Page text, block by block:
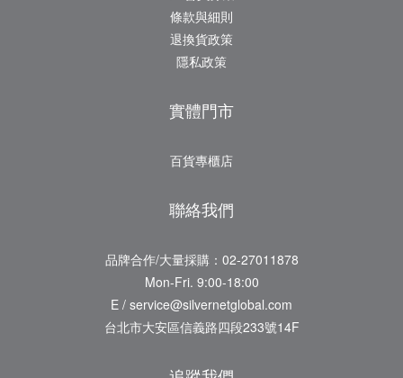
條款與細則
退換貨政策
隱私政策
實體門市
百貨專櫃店
聯絡我們
品牌合作/大量採購：02-27011878
Mon-Fri. 9:00-18:00
E / service@silvernetglobal.com
台北市大安區信義路四段233號14F